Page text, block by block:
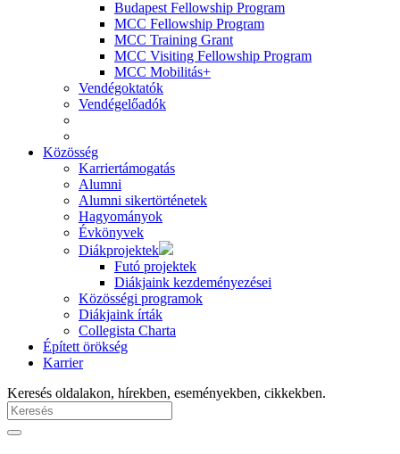
Budapest Fellowship Program
MCC Fellowship Program
MCC Training Grant
MCC Visiting Fellowship Program
MCC Mobilitás+
Vendégoktatók
Vendégelőadók
Közösség
Karriertámogatás
Alumni
Alumni sikertörténetek
Hagyományok
Évkönyvek
Diákprojektek
Futó projektek
Diákjaink kezdeményezései
Közösségi programok
Diákjaink írták
Collegista Charta
Épített örökség
Karrier
Keresés oldalakon, hírekben, eseményekben, cikkekben.